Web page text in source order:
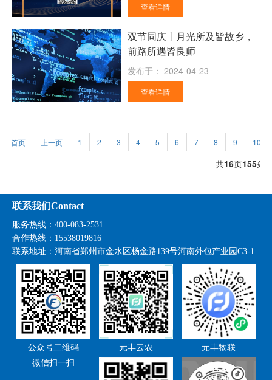
查看详情
双节同庆丨月光所及皆故乡，
前路所遇皆良师
发布于： 2024-04-23
查看详情
首页 上一页 1 2 3 4 5 6 7 8 9 10
共16页155条
联系我们Contact
服务热线：400-083-2531
合作热线：15538019816
联系地址： 河南省郑州市金水区杨金路139号河南外包产业园C3-1
公众号二维码
微信扫一扫
元丰云农 元丰物联